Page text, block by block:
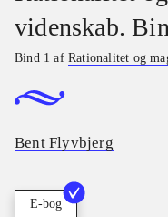
videnskab.
Bind 1 afRationalitet og
Bent Flyvbjerg
E-bog